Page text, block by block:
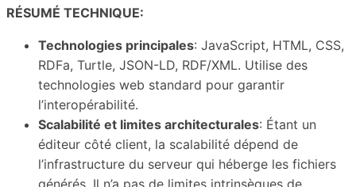
RÉSUMÉ TECHNIQUE:
Technologies principales: JavaScript, HTML, CSS,
RDFa, Turtle, JSON-LD, RDF/XML. Utilise des
technologies web standard pour garantir
l’interopérabilité.
Scalabilité et limites architecturales: Étant un
éditeur côté client, la scalabilité dépend de
l’infrastructure du serveur qui héberge les fichiers